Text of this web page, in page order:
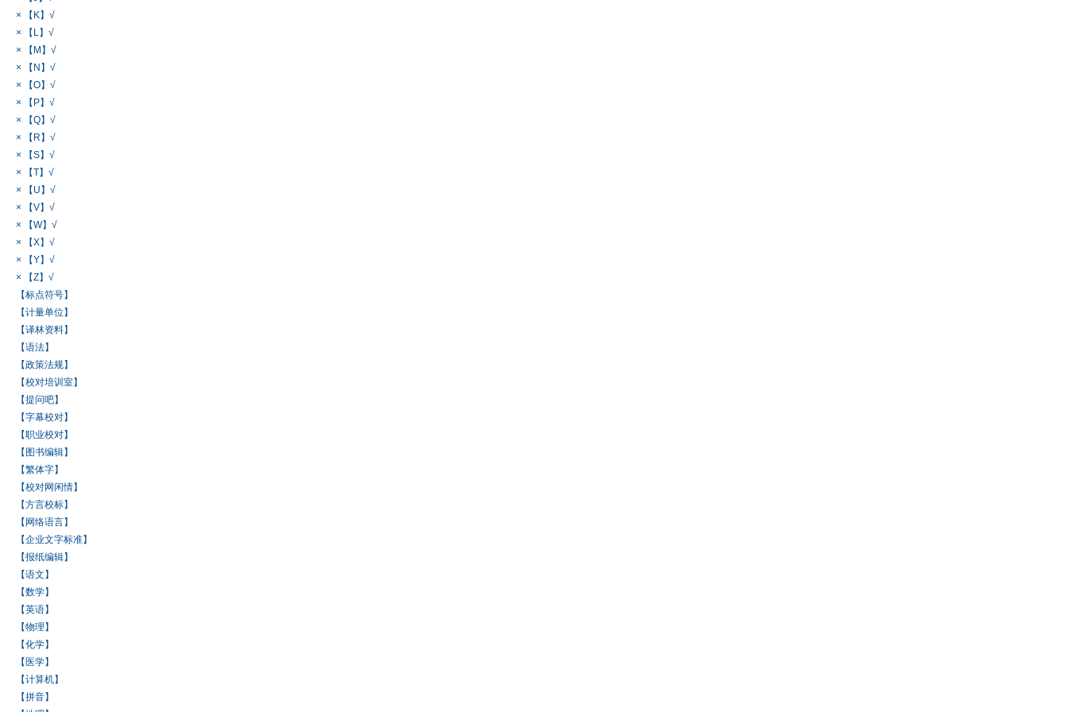
× 【K】√
× 【L】√
× 【M】√
× 【N】√
× 【O】√
× 【P】√
× 【Q】√
× 【R】√
× 【S】√
× 【T】√
× 【U】√
× 【V】√
× 【W】√
× 【X】√
× 【Y】√
× 【Z】√
【标点符号】
【计量单位】
【译林资料】
【语法】
【政策法规】
【校对培训室】
【提问吧】
【字幕校对】
【职业校对】
【图书编辑】
【繁体字】
【校对网闲情】
【方言校标】
【网络语言】
【企业文字标准】
【报纸编辑】
【语文】
【数学】
【英语】
【物理】
【化学】
【医学】
【计算机】
【拼音】